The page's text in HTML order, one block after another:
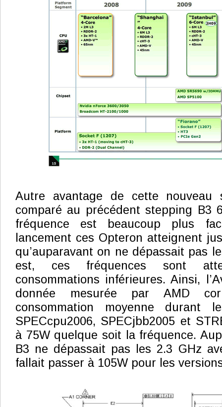
Autre avantage de cette nouveau
comparé au précédent stepping B3
fréquence est beaucoup plus
lancement ces Opteron atteignent
qu’auparavant on ne dépassait pas
est, ces fréquences sont
consommations inférieures. Ainsi,
donnée mesurée par AMD
consommation moyenne durant
SPECcpu2006, SPECjbb2005 et
à 75W quelque soit la fréquence.
B3 ne dépassait pas les 2.3 GHz
fallait passer à 105W pour les